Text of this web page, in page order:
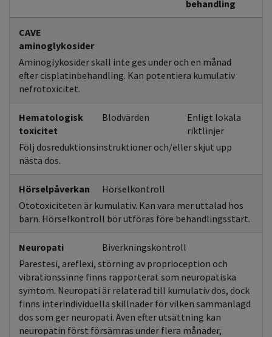
behandling
CAVE
aminoglykosider
Aminoglykosider skall inte ges under och en månad
efter cisplatinbehandling. Kan potentiera kumulativ
nefrotoxicitet.
Hematologisk
toxicitet
Blodvärden
Enligt lokala
riktlinjer
Följ dosreduktionsinstruktioner och/eller skjut upp
nästa dos.
Hörselpåverkan
Hörselkontroll
Ototoxiciteten är kumulativ. Kan vara mer uttalad hos
barn. Hörselkontroll bör utföras före behandlingsstart.
Neuropati
Biverkningskontroll
Parestesi, areflexi, störning av proprioception och
vibrationssinne finns rapporterat som neuropatiska
symtom. Neuropati är relaterad till kumulativ dos, dock
finns interindividuella skillnader för vilken sammanlagd
dos som ger neuropati. Även efter utsättning kan
neuropatin först försämras under flera månader,